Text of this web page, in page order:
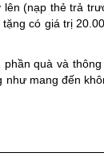
(nạp thẻ trả
có giá trị
quà và
mang đến